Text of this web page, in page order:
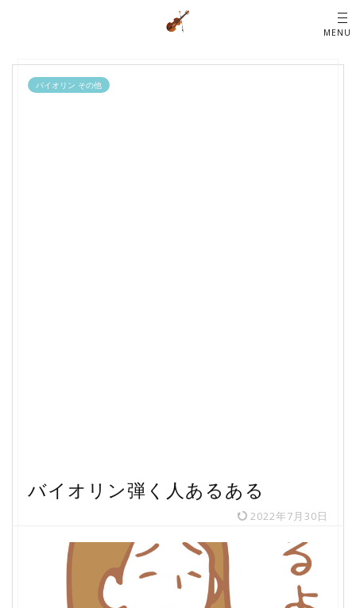
バイオリン その他
バイオリン弾く人あるある
2022年7月30日